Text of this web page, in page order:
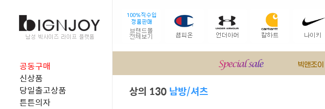
공동구매
신상품
당일출고상품
튼튼의자
상의 130남방/셔츠